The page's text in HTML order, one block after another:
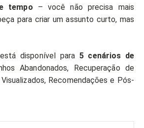
tempo – você não precisa mais
para criar um assunto curto, mas
disponível para 5 cenários de
Abandonados, Recuperação de
Recomendações e Pós-